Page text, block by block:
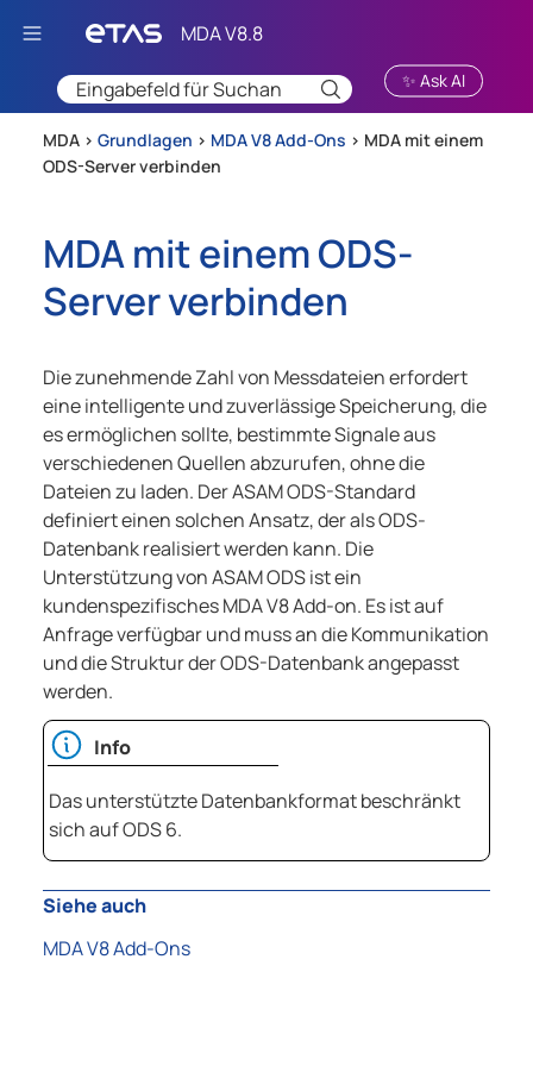
Zu Hauptinhalt springen
✨ Ask AI
MDA > Grundlagen > MDA V8 Add-Ons > MDA mit einem
ODS-Server verbinden
MDA mit einem ODS-
Server verbinden
Die zunehmende Zahl von Messdateien erfordert
eine intelligente und zuverlässige Speicherung, die
es ermöglichen sollte, bestimmte Signale aus
verschiedenen Quellen abzurufen, ohne die
Dateien zu laden. Der ASAM ODS-Standard
definiert einen solchen Ansatz, der als ODS-
Datenbank realisiert werden kann. Die
Unterstützung von ASAM ODS ist ein
kundenspezifisches MDA V8 Add-on. Es ist auf
Anfrage verfügbar und muss an die Kommunikation
und die Struktur der ODS-Datenbank angepasst
werden.
Info
Das unterstützte Datenbankformat beschränkt
sich auf ODS 6.
Siehe auch
MDA V8 Add-Ons